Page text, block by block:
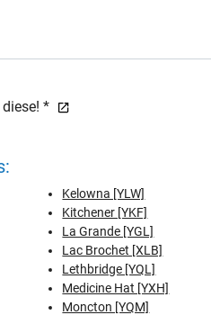
*
Kelowna [YLW]
Kitchener [YKF]
La Grande [YGL]
Lac Brochet [XLB]
Lethbridge [YQL]
Medicine Hat [YXH]
Moncton [YQM]